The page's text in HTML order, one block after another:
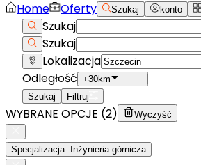
Home Oferty Szukaj konto
Szukaj
Szukaj
Lokalizacja
Odległość +30km
Szukaj
Filtruj
WYBRANE OPCJE (2) Wyczyść
Specjalizacja: Inżynieria górnicza